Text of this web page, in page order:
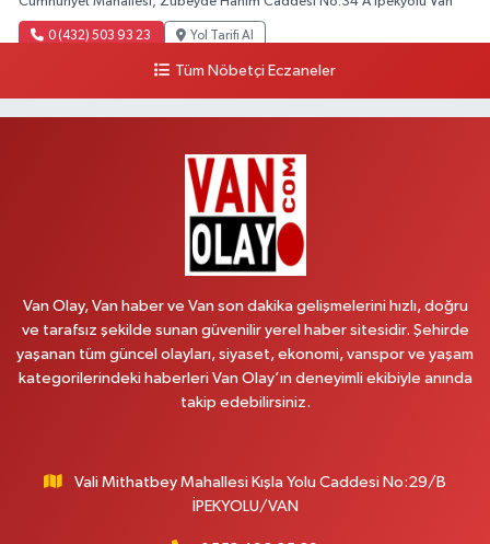
0 (432) 503 93 23 Yol Tarifi Al
Vanyolu Mahallesi, Kara Yusuf Bey Bulvarı No:102 F Erciş Van
Yol Tarifi Al
Cumhuriyet Mahallesi, Konak Sokak No:6 Gürpınar Van
Yol Tarifi Al
Yiğit Eczanesi
Hatuniye Mahallesi, Asmin Sokak No:3 A İpekyolu Van
0 (432) 217 11 10
Süphan Mahallesi, İpekyolu Caddesi No:283 G Edremit Van
Yol Tarifi Al
Tüm Nöbetçi Eczaneler
Van Olay, Van haber ve Van son dakika gelişmelerini hızlı, doğru
ve tarafsız şekilde sunan güvenilir yerel haber sitesidir. Şehirde
yaşanan tüm güncel olayları, siyaset, ekonomi, vanspor ve yaşam
kategorilerindeki haberleri Van Olay’ın deneyimli ekibiyle anında
takip edebilirsiniz.
Vali Mithatbey Mahallesi Kışla Yolu Caddesi No:29/B
İPEKYOLU/VAN